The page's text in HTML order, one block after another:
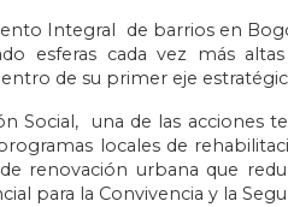
Integral de barrios en
esferas cada vez más
de su primer eje
Social, una de las acciones
locales de
renovación urbana que
para la Convivencia y la